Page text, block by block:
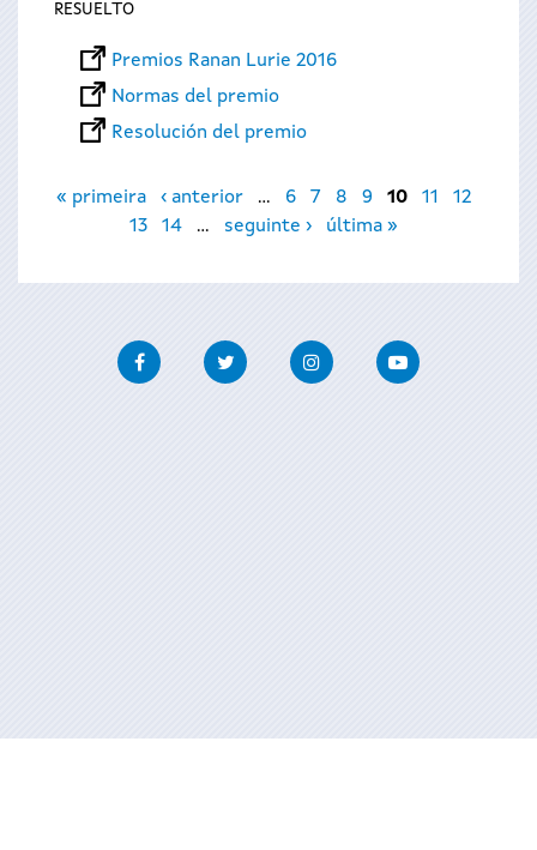
RESUELTO
Premios Ranan Lurie 2016
Normas del premio
Resolución del premio
Páginas
« primeira ‹ anterior … 6 7 8 9 10 11
12
13
14 … seguinte › última »
FacebookTwitter InstagramYoutube